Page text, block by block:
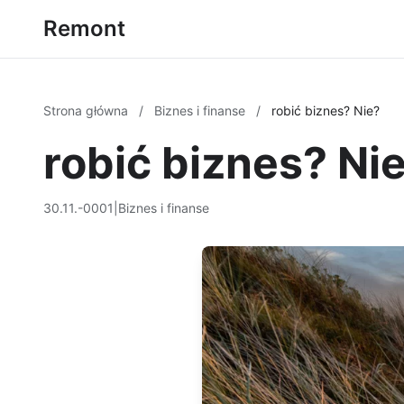
Remont
Strona główna / Biznes i finanse / robić biznes? Nie?
robić biznes?
30.11.-0001 Biznes i finanse